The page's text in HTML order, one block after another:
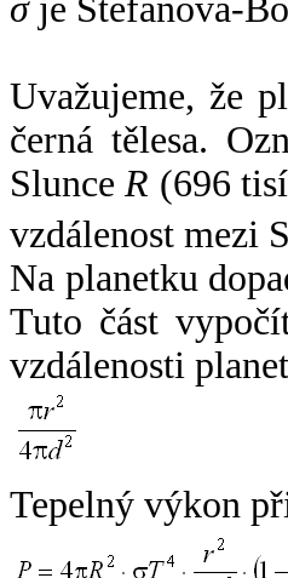
σje Stefanova-
Uvažujeme, že
černá tělesa.
SlunceR (696
vzdálenost mezi
Na planetku
Tuto část
vzdálenosti
Tepelný výkon